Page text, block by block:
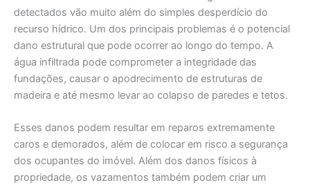
detectados vão muito além do simples desperdício do
recurso hídrico. Um dos principais problemas é o potencial
dano estrutural que pode ocorrer ao longo do tempo. A
água infiltrada pode comprometer a integridade das
fundações, causar o apodrecimento de estruturas de
madeira e até mesmo levar ao colapso de paredes e tetos.
Esses danos podem resultar em reparos extremamente
caros e demorados, além de colocar em risco a segurança
dos ocupantes do imóvel. Além dos danos físicos à
propriedade, os vazamentos também podem criar um